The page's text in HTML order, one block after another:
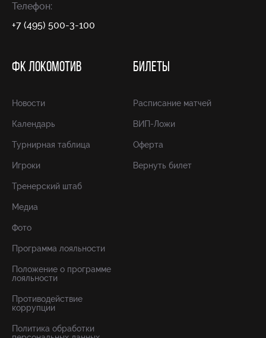
Телефон:
+7 (495) 500-3-100
ФК ЛОКОМОТИВ
Новости
Календарь
Турнирная таблица
Игроки
Тренерский штаб
Медиа
Фото
Программа лояльности
Положение о программе
лояльности
Противодействие
коррупции
Политика обработки
БИЛЕТЫ
Расписание матчей
ВИП-Ложи
Оферта
Вернуть билет